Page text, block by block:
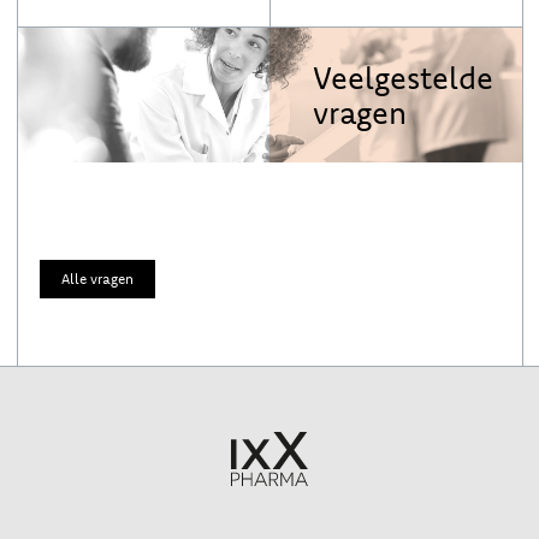
Veelgestelde
vragen
Alle vragen